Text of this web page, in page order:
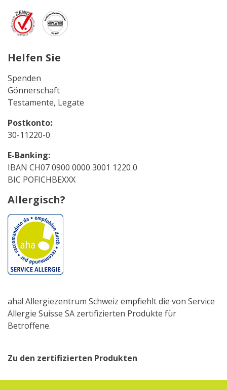
Helfen Sie
Spenden
Gönnerschaft
Testamente, Legate
Postkonto:
30-11220-0
E-Banking:
IBAN CH07 0900 0000 3001 1220 0
BIC POFICHBEXXX
Allergisch?
aha! Allergiezentrum Schweiz empfiehlt die von Service
Allergie Suisse SA zertifizierten Produkte für
Betroffene.
Zu den zertifizierten Produkten